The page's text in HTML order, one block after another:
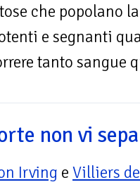
che popolano
e segnanti
tanto sangue
non vi
Irving e Villiers de